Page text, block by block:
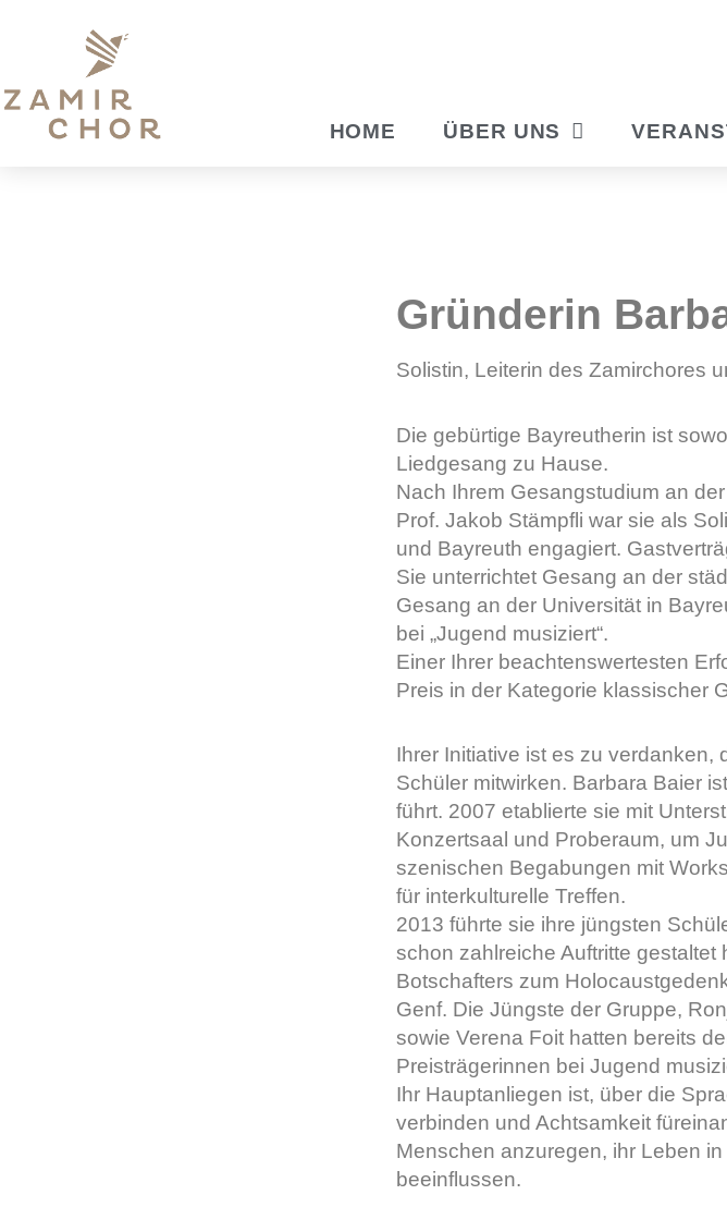
HOME ÜBER UNS
Gründerin
Solistin, Leiterin des Zamirchores
Die gebürtige Bayreutherin ist
Liedgesang zu Hause.
Nach Ihrem Gesangstudium an
Prof. Jakob Stämpfli war sie als
und Bayreuth engagiert.
Sie unterrichtet Gesang an der
Gesang an der Universität in
bei „Jugend musiziert“.
Einer Ihrer beachtenswertesten
Preis in der Kategorie klassischer
Ihrer Initiative ist es zu verdanken,
Schüler mitwirken. Barbara Baier
führt. 2007 etablierte sie mit
Konzertsaal und Proberaum, um
szenischen Begabungen mit
für interkulturelle Treffen.
2013 führte sie ihre jüngsten
schon zahlreiche Auftritte
Botschafters zum
Genf. Die Jüngste der Gruppe,
sowie Verena Foit hatten bereits
Preisträgerinnen bei Jugend
Ihr Hauptanliegen ist, über die
verbinden und Achtsamkeit
Menschen anzuregen, ihr Leben
beeinflussen.